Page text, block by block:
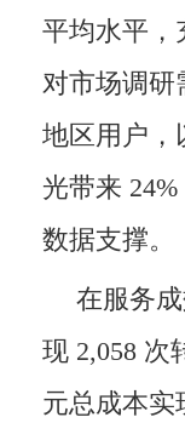
平均水平，
对市场调研
地区用户，
光带来
数据支撑。
在服务
现 2,058 次
元总成本实